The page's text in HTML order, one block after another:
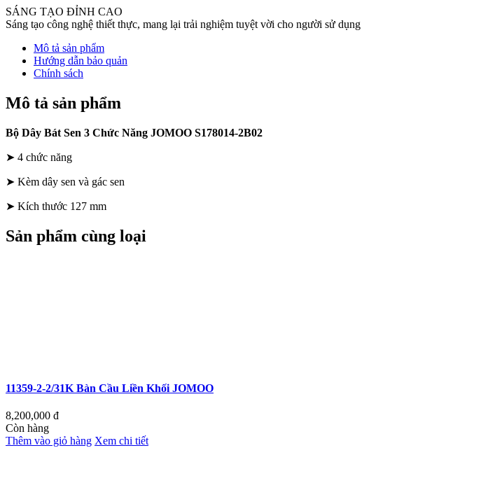
SÁNG TẠO ĐỈNH CAO
Sáng tạo công nghệ thiết thực, mang lại trải nghiệm tuyệt vời cho người sử dụng
Mô tả sản phẩm
Hướng dẫn bảo quản
Chính sách
Mô tả sản phẩm
Bộ Dây Bát Sen 3 Chức Năng JOMOO S178014-2B02
➤ 4 chức năng
➤ Kèm dây sen và gác sen
➤ Kích thước 127 mm
Sản phẩm cùng loại
11359-2-2/31K Bàn Cầu Liền Khối JOMOO
8,200,000 đ
Còn hàng
Thêm vào giỏ hàng Xem chi tiết